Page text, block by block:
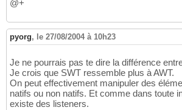
@+
pyorg, le 27/08/2004 à 10h23
Je ne pourrais pas te dire la différence
Je crois que SWT ressemble plus à AWT.
On peut effectivement manipuler des
natifs ou non natifs. Et comme dans toute
existe des listeners.